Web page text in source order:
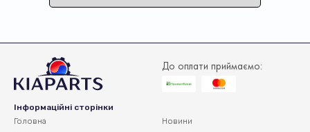
До оплати приймаємо:
Інформаційні сторінки
Головна
Новини